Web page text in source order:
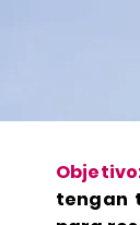
tengan